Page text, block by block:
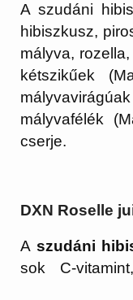
A szudáni
hibiszkusz,
mályva,
kétszikűek
mályvafélék
cserje.
DXN Roselle
A szudáni
sok C-